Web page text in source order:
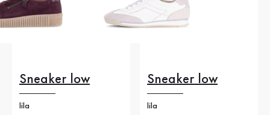
Sneaker low
lila
Sneaker low
lila